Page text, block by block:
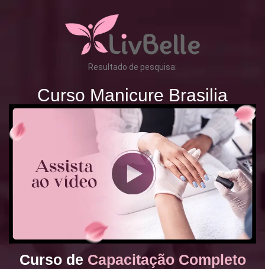
Resultado de pesquisa:
Curso Manicure Brasilia
Curso de Capacitação Completo